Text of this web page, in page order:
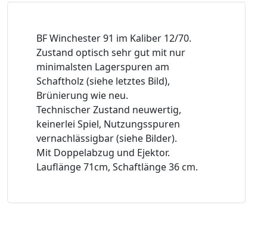
BF Winchester 91 im Kaliber 12/70.
Zustand optisch sehr gut mit nur
minimalsten Lagerspuren am
Schaftholz (siehe letztes Bild),
Brünierung wie neu.
Technischer Zustand neuwertig,
keinerlei Spiel, Nutzungsspuren
vernachlässigbar (siehe Bilder).
Mit Doppelabzug und Ejektor.
Lauflänge 71cm, Schaftlänge 36 cm.